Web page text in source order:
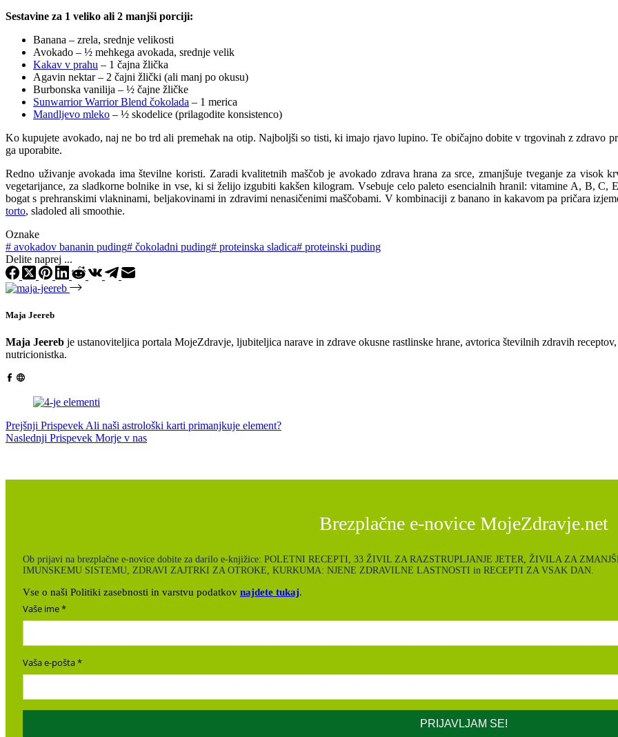
Sestavine za 1 veliko ali 2 manjši porciji:
Banana – zrela, srednje velikosti
Avokado – ½ mehkega avokada, srednje velik
Kakav v prahu – 1 čajna žlička
Agavin nektar – 2 čajni žlički (ali manj po okusu)
Burbonska vanilija – ½ čajne žličke
Sunwarrior Warrior Blend čokolada – 1 merica
Mandljevo mleko – ½ skodelice (prilagodite konsistenco)
Ko kupujete avokado, naj ne bo trd ali premehak na otip. Najboljši so tisti, ki imajo rjavo lupino. Te običajno dobite v trgovinah z zdravo
ga uporabite.
Redno uživanje avokada ima številne koristi. Zaradi kvalitetnih maščob je avokado zdrava hrana za srce, zmanjšuje tveganje za
vegetarijance, za sladkorne bolnike in vse, ki si želijo izgubiti kakšen kilogram. Vsebuje celo paleto esencialnih hranil: vitamine A, B, C,
bogat s prehranskimi vlakninami, beljakovinami in zdravimi nenasičenimi maščobami. V kombinaciji z banano in kakavom pa pričara
torto, sladoled ali smoothie.
Oznake
# avokadov bananin puding# čokoladni puding# proteinska sladica# proteinski puding
Delite naprej ...
Maja Jeereb
Maja Jeereb je ustanoviteljica portala MojeZdravje, ljubiteljica narave in zdrave okusne rastlinske hrane, avtorica številnih zdravih
nutricionistka.
Prejšnji Prispevek Ali naši astrološki karti primanjkuje element?
Naslednji Prispevek Morje v nas
Brezplačne e-novice MojeZdravje.net
Ob prijavi na brezplačne e-novice dobite za darilo e-knjižice: POLETNI RECEPTI, 33 ŽIVIL ZA RAZSTRUPLJANJE JETER, ŽIVILA ZA
IMUNSKEMU SISTEMU, ZDRAVI ZAJTRKI ZA OTROKE, KURKUMA: NJENE ZDRAVILNE LASTNOSTI in RECEPTI ZA VSAK DAN.
Vse o naši Politiki zasebnosti in varstvu podatkov najdete tukaj.
Vaše ime
Vaša e-pošta
PRIJAVLJAM SE!